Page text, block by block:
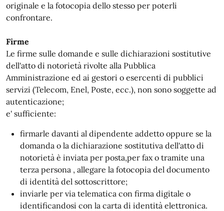
originale e la fotocopia dello stesso per poterli
confrontare.
Firme
Le firme sulle domande e sulle dichiarazioni sostitutive
dell'atto di notorietà rivolte alla Pubblica
Amministrazione ed ai gestori o esercenti di pubblici
servizi (Telecom, Enel, Poste, ecc.), non sono soggette ad
autenticazione;
e' sufficiente:
firmarle davanti al dipendente addetto oppure se la
domanda o la dichiarazione sostitutiva dell'atto di
notorietà è inviata per posta,per fax o tramite una
terza persona , allegare la fotocopia del documento
di identità del sottoscrittore;
inviarle per via telematica con firma digitale o
identificandosi con la carta di identità elettronica.